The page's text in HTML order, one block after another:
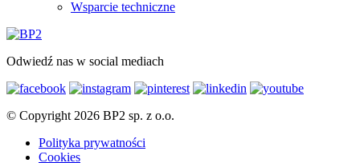
Wsparcie techniczne
Odwiedź nas w social mediach
© Copyright 2026 BP2 sp. z o.o.
Polityka prywatności
Cookies